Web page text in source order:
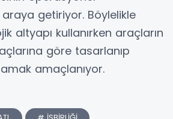
getiriyor. Böylelikle
altyapı kullanırken araçların
göre tasarlanıp
amaçlanıyor.